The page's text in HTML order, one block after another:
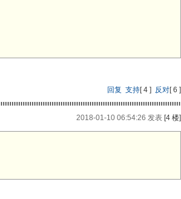
回复 支持[4 ] 反对[6 ]
2018-01-10 06:54:26 发表[4 楼]